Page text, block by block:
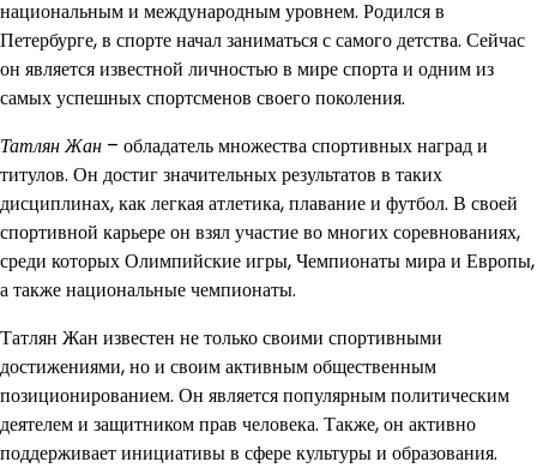
национальным и международным уровнем. Родился в
Петербурге, в спорте начал заниматься с самого детства. Сейчас
он является известной личностью в мире спорта и одним из
самых успешных спортсменов своего поколения.
Татлян Жан – обладатель множества спортивных наград и
титулов. Он достиг значительных результатов в таких
дисциплинах, как легкая атлетика, плавание и футбол. В своей
спортивной карьере он взял участие во многих соревнованиях,
среди которых Олимпийские игры, Чемпионаты мира и Европы,
а также национальные чемпионаты.
Татлян Жан известен не только своими спортивными
достижениями, но и своим активным общественным
позиционированием. Он является популярным политическим
деятелем и защитником прав человека. Также, он активно
поддерживает инициативы в сфере культуры и образования.